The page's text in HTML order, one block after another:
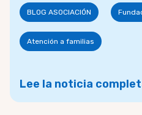
BLOG ASOCIACIÓN
Atención a familias
Lee la noticia